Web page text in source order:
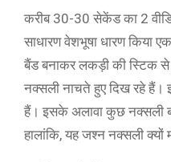
करीब 30-30 सेकेंड का 2
साधारण वेशभूषा धारण
बैंड बनाकर लकड़ी की स्टिक से
नक्सली नाचते हुए दिख रहे हैं।
हैं। इसके अलावा कुछ नक्सली
हालांकि, यह जश्न नक्सली क्यों